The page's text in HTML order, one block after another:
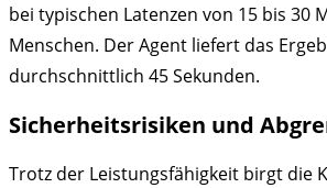
bei typischen Latenzen von 15 bis 30
Menschen. Der Agent liefert das
durchschnittlich 45 Sekunden.
Sicherheitsrisiken und
Trotz der Leistungsfähigkeit birgt die